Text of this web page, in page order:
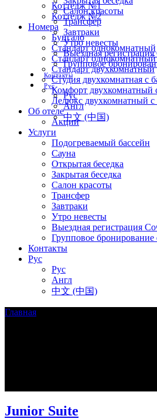
Салон красоты
Трансфер
Завтраки
Утро невесты
Выездная
Групповое
Контакты
Рус
Рус
Англ
中文 (中国)
Коттедж №1
Коттедж №2
Номера
Бунгало
Стандарт однокомнатный
Стандарт
Стандарт двухкомнатный
Студия двухкомнатная с
Комфорт двухкомнатный
Делюкс двухкомнатный с
Об отеле
Акции
Услуги
Подогреваемый бассейн
Сауна
Открытая беседка
Закрытая беседка
Салон красоты
Трансфер
Завтраки
Утро невесты
Выездная регистрация
Групповое бронирование
Контакты
Рус
Рус
Англ
中文 (中国)
Главная
Junior Suite